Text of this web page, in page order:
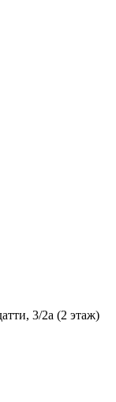
3/2а (2 этаж)